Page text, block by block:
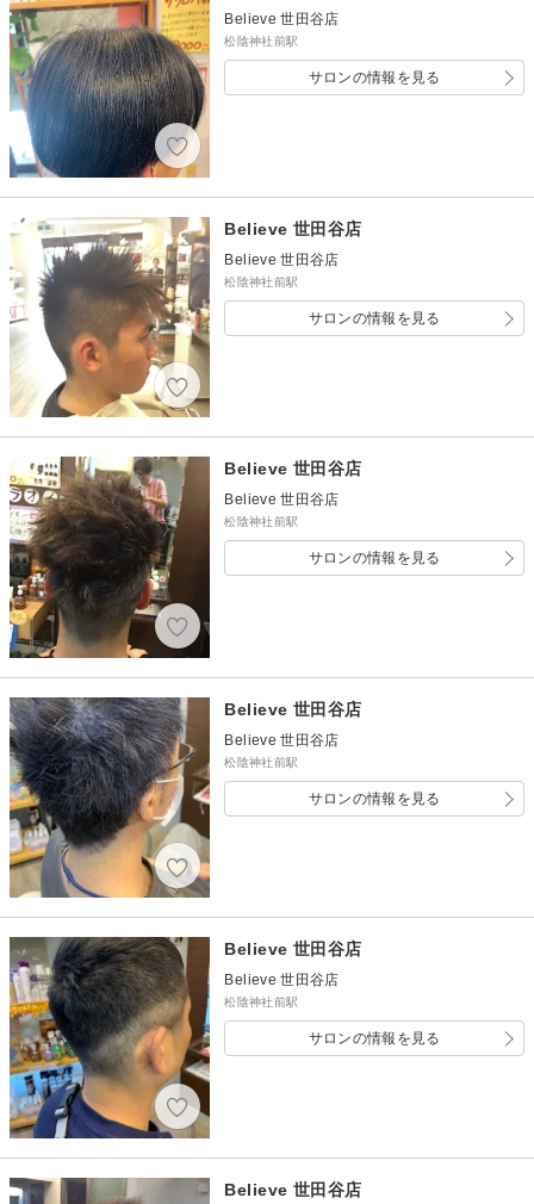
Believe 世田谷店
松陰神社前駅
サロンの情報を見る
Believe 世田谷店
Believe 世田谷店
松陰神社前駅
サロンの情報を見る
Believe 世田谷店
Believe 世田谷店
松陰神社前駅
サロンの情報を見る
Believe 世田谷店
Believe 世田谷店
松陰神社前駅
サロンの情報を見る
Believe 世田谷店
Believe 世田谷店
松陰神社前駅
サロンの情報を見る
Believe 世田谷店